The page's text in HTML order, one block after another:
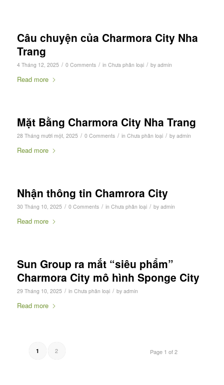
Câu chuyện của Charmora City Nha
Trang
4 Tháng 12, 2025 / 0 Comments / in Chưa phân loại / by admin
Read more
Mặt Bằng Charmora City Nha Trang
28 Tháng mười một, 2025 / 0 Comments / in Chưa phân loại / by admin
Read more
Nhận thông tin Chamrora City
30 Tháng 10, 2025 / 0 Comments / in Chưa phân loại / by admin
Read more
Sun Group ra mắt “siêu phẩm”
Charmora City mô hình Sponge City
29 Tháng 10, 2025 / in Chưa phân loại / by admin
Read more
Page 1 of 2
1 2